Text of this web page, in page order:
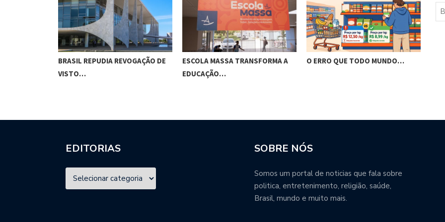
BRASIL REPUDIA REVOGAÇÃO DE
VISTO…
ESCOLA MASSA TRANSFORMA A
EDUCAÇÃO…
O ERRO QUE TODO MUNDO…
EDITORIAS SOBRE NÓS
Somos um portal de noticias que fala sobre
politica, entretenimento, religião, saúde,
Brasil, mundo e muito mais.